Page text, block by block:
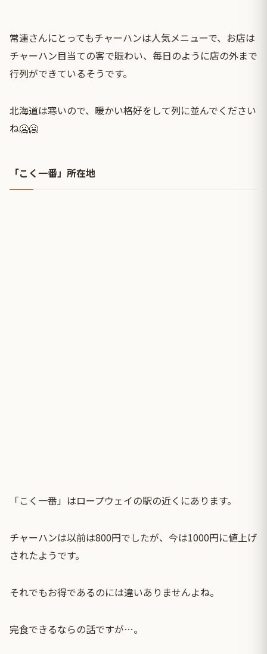
常連さんにとってもチャーハンは人気メニューで、お店は
チャーハン目当ての客で賑わい、毎日のように店の外まで
行列ができているそうです。
北海道は寒いので、暖かい格好をして列に並んでください
ね🥶🥶
「こく一番」所在地
「こく一番」はロープウェイの駅の近くにあります。
チャーハンは以前は800円でしたが、今は1000円に値上げ
されたようです。
それでもお得であるのには違いありませんよね。
完食できるならの話ですが…。